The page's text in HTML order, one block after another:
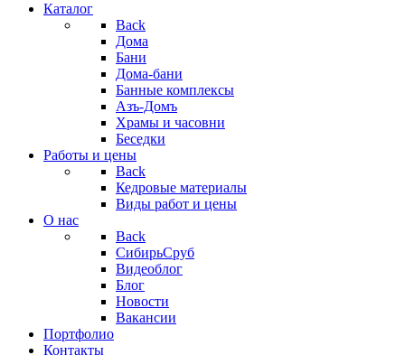
Каталог
Back
Дома
Бани
Дома-бани
Банные комплексы
Азъ-Домъ
Храмы и часовни
Беседки
Работы и цены
Back
Кедровые материалы
Виды работ и цены
О нас
Back
СибирьСруб
Видеоблог
Блог
Новости
Вакансии
Портфолио
Контакты